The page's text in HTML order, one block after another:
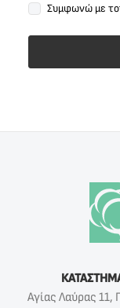
Συμφωνώ με
Αγίας Λαύρας 11,